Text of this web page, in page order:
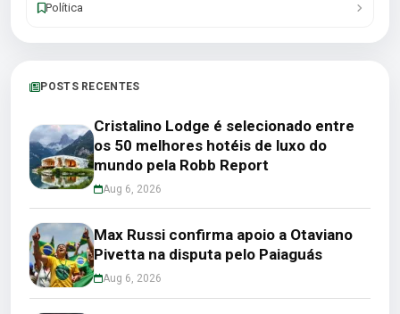
Política
POSTS RECENTES
Cristalino Lodge é selecionado entre
os 50 melhores hotéis de luxo do
mundo pela Robb Report
Aug 6, 2026
Max Russi confirma apoio a Otaviano
Pivetta na disputa pelo Paiaguás
Aug 6, 2026